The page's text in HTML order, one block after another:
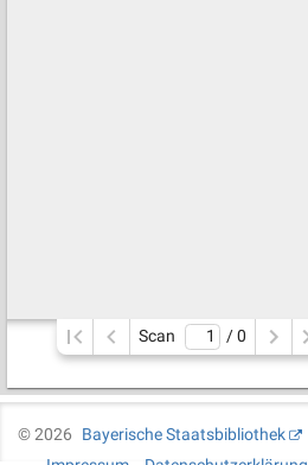
Scan / 0
©2026
Bayerische Staatsbibliothek